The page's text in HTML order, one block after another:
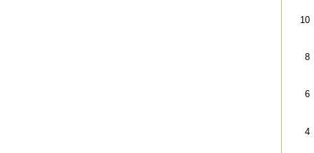
4
6
8
10